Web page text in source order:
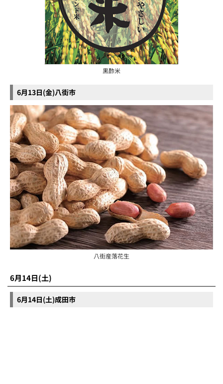
黒酢米
6月13日(金)八街市
八街産落花生
6月14日(土)
6月14日(土)成田市